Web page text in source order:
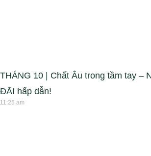
THÁNG 10 | Chất Âu trong tầm tay –
ĐÃI hấp dẫn!
11:25 am